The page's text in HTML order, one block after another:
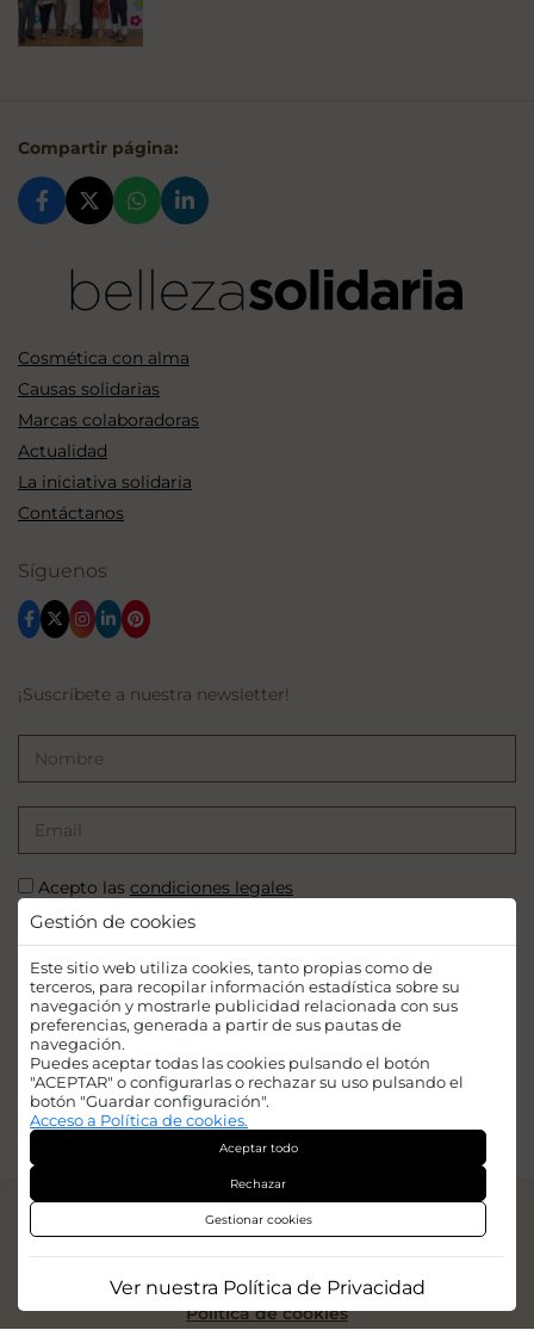
Gestión de cookies
Este sitio web utiliza cookies, tanto propias como de
terceros, para recopilar información estadística sobre su
navegación y mostrarle publicidad relacionada con sus
preferencias, generada a partir de sus pautas de
navegación.
Puedes aceptar todas las cookies pulsando el botón
"ACEPTAR" o configurarlas o rechazar su uso pulsando el
botón "Guardar configuración".
Acceso a Política de cookies.
Aceptar todo
Rechazar
Gestionar cookies
Ver nuestra Política de Privacidad
Compartir página:
Cosmética con alma
Causas solidarias
Marcas colaboradoras
Actualidad
La iniciativa solidaria
Contáctanos
Síguenos
¡Suscríbete a nuestra newsletter!
Acepto las condiciones legales
Financiado por la Unión Europea - NextGenerationEU. Sin embargo, los
puntos de vista y las opiniones expresadas son únicamente los del autor o
autores y no reflejan necesariamente los de la Unión Europea o la Comisión
consideradas responsables de las mismas.
© 2026 Iridian Web Engine
Política de privacidad
Politica de cookies